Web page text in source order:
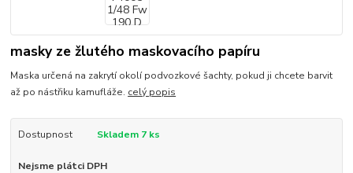
masky ze žlutého maskovacího papíru
Maska určená na zakrytí okolí podvozkové šachty, pokud ji chcete barvit
až po nástřiku kamufláže. celý popis
Dostupnost Skladem 7 ks
Nejsme plátci DPH